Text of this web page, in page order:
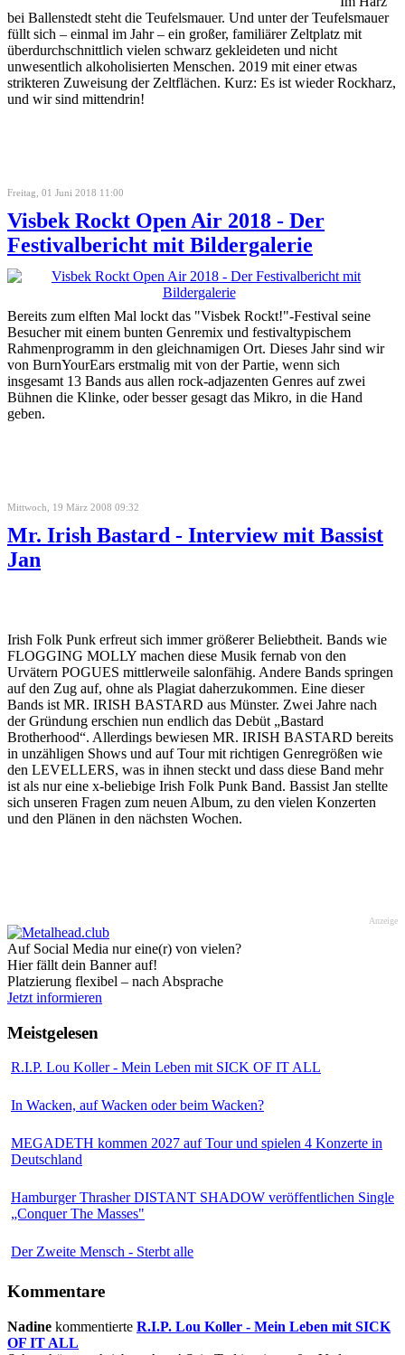
bei Ballenstedt steht die Teufelsmauer. Und unter der Teufelsmauer
füllt sich – einmal im Jahr – ein großer, familiärer Zeltplatz mit
überdurchschnittlich vielen schwarz gekleideten und nicht
unwesentlich alkoholisierten Menschen. 2019 mit einer etwas
strikteren Zuweisung der Zeltflächen. Kurz: Es ist wieder Rockharz,
und wir sind mittendrin!
Freitag, 01 Juni 2018 11:00
Visbek Rockt Open Air 2018 - Der
Festivalbericht mit Bildergalerie
Bereits zum elften Mal lockt das "Visbek Rockt!"-Festival seine
Besucher mit einem bunten Genremix und festivaltypischem
Rahmenprogramm in den gleichnamigen Ort. Dieses Jahr sind wir
von BurnYourEars erstmalig mit von der Partie, wenn sich
insgesamt 13 Bands aus allen rock-adjazenten Genres auf zwei
Bühnen die Klinke, oder besser gesagt das Mikro, in die Hand
geben.
Mittwoch, 19 März 2008 09:32
Mr. Irish Bastard - Interview mit Bassist
Jan
Irish Folk Punk erfreut sich immer größerer Beliebtheit. Bands wie
FLOGGING MOLLY machen diese Musik fernab von den
Urvätern POGUES mittlerweile salonfähig. Andere Bands springen
auf den Zug auf, ohne als Plagiat daherzukommen. Eine dieser
Bands ist MR. IRISH BASTARD aus Münster. Zwei Jahre nach
der Gründung erschien nun endlich das Debüt „Bastard
Brotherhood“. Allerdings bewiesen MR. IRISH BASTARD bereits
in unzähligen Shows und auf Tour mit richtigen Genregrößen wie
den LEVELLERS, was in ihnen steckt und dass diese Band mehr
ist als nur eine x-beliebige Irish Folk Punk Band. Bassist Jan stellte
sich unseren Fragen zum neuen Album, zu den vielen Konzerten
und den Plänen in den nächsten Wochen.
Anzeige
Auf Social Media nur eine(r) von vielen?
Hier fällt dein Banner auf!
Platzierung flexibel – nach Absprache
Jetzt informieren
Meistgelesen
R.I.P. Lou Koller - Mein Leben mit SICK OF IT ALL
In Wacken, auf Wacken oder beim Wacken?
MEGADETH kommen 2027 auf Tour und spielen 4 Konzerte in
Deutschland
Hamburger Thrasher DISTANT SHADOW veröffentlichen Single
„Conquer The Masses"
Der Zweite Mensch - Sterbt alle
Kommentare
Nadine kommentierte R.I.P. Lou Koller - Mein Leben mit SICK
OF IT ALL